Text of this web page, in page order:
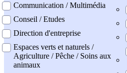
Communication / Multimédia
Conseil / Etudes
Direction d'entreprise
Espaces verts et naturels /
Agriculture / Pêche / Soins aux
animaux